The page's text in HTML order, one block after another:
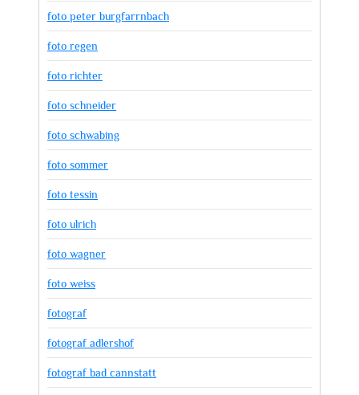
foto peter burgfarrnbach
foto regen
foto richter
foto schneider
foto schwabing
foto sommer
foto tessin
foto ulrich
foto wagner
foto weiss
fotograf
fotograf adlershof
fotograf bad cannstatt